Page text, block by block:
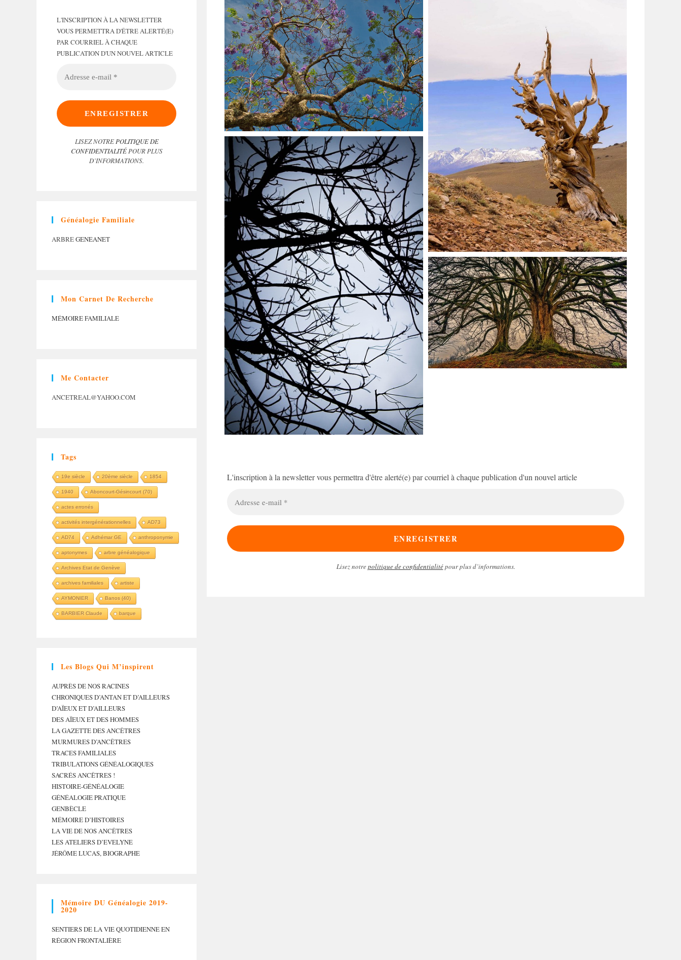
L'inscription à la newsletter vous permettra d'être alerté(e) par courriel à chaque publication d'un nouvel article
Lisez notrepolitique de confidentialitépour plus d’informations.
L'INSCRIPTION À LA NEWSLETTER
VOUS PERMETTRA D'ÊTRE ALERTÉ(E)
PAR COURRIEL À CHAQUE
PUBLICATION D'UN NOUVEL ARTICLE
LISEZ NOTREPOLITIQUE DE
CONFIDENTIALITÉPOUR PLUS
D’INFORMATIONS.
Généalogie Familiale
ARBREGENEANET
Mon Carnet De Recherche
MÉMOIRE FAMILIALE
Me Contacter
ANCETREAL@YAHOO.COM
Tags
19e siècle 20ème siècle 1854
1940 Aboncourt-Gésincourt (70)
actes erronés
activités intergénérationnelles AD73
AD74 Adhémar GE anthroponymie
aptonymes arbre généalogique
Archives Etat de Genève
archives familiales artiste
AYMONIER Banos (40)
BARBIER Claude barque
Les Blogs Qui M’inspirent
AUPRÈS DE NOS RACINES
CHRONIQUES D’ANTAN ET D’AILLEURS
D’AÏEUX ET D’AILLEURS
DES AÏEUX ET DES HOMMES
LA GAZETTE DES ANCÊTRES
MURMURES D’ANCÊTRES
TRACES FAMILIALES
TRIBULATIONS GÉNÉALOGIQUES
SACRÉS ANCÊTRES !
HISTOIRE-GÉNÉALOGIE
GÉNÉALOGIE PRATIQUE
GENBÈCLE
MÉMOIRE D’HISTOIRES
LA VIE DE NOS ANCÊTRES
LES ATELIERS D’EVELYNE
JÉRÔME LUCAS, BIOGRAPHE
Mémoire DU Généalogie 2019-
2020
SENTIERS DE LA VIE QUOTIDIENNE EN
RÉGION FRONTALIÈRE